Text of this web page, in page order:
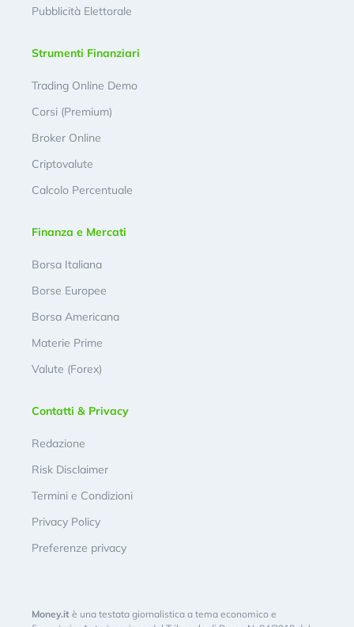
Pubblicità Elettorale
Strumenti Finanziari
Trading Online Demo
Corsi (Premium)
Broker Online
Criptovalute
Calcolo Percentuale
Finanza e Mercati
Borsa Italiana
Borse Europee
Borsa Americana
Materie Prime
Valute (Forex)
Contatti & Privacy
Redazione
Risk Disclaimer
Termini e Condizioni
Privacy Policy
Preferenze privacy
Money.it è una testata giornalistica a tema economico e